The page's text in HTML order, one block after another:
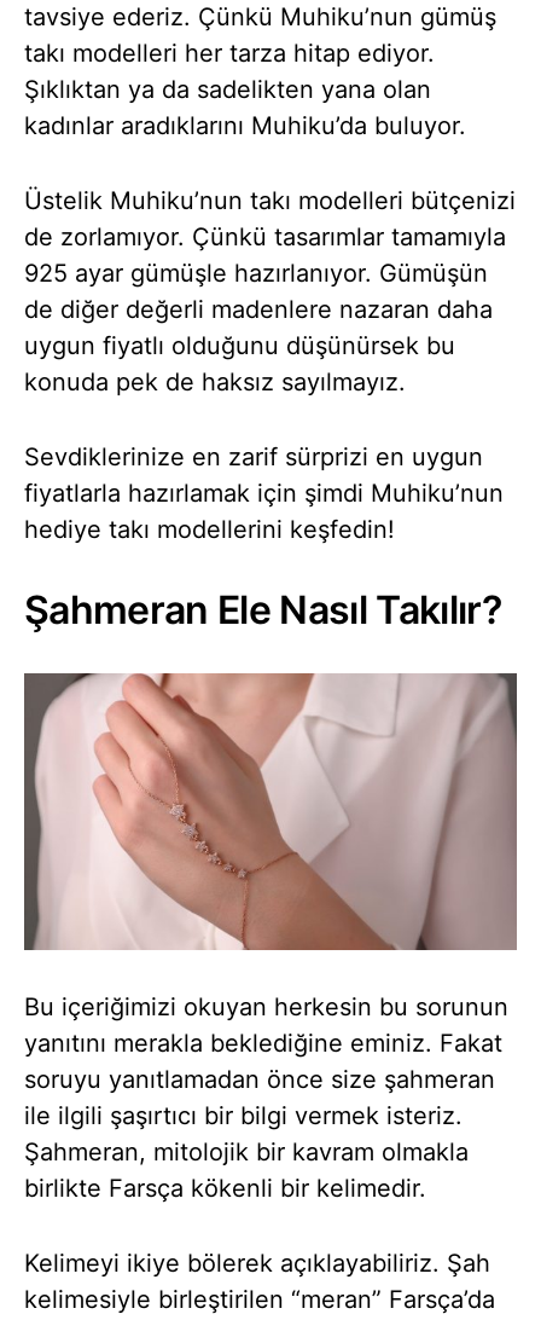
tavsiye ederiz. Çünkü Muhiku’nun gümüş
takı modelleri her tarza hitap ediyor.
Şıklıktan ya da sadelikten yana olan
kadınlar aradıklarını Muhiku’da buluyor.
Üstelik Muhiku’nun takı modelleri bütçenizi
de zorlamıyor. Çünkü tasarımlar tamamıyla
925 ayar gümüşle hazırlanıyor. Gümüşün
de diğer değerli madenlere nazaran daha
uygun fiyatlı olduğunu düşünürsek bu
konuda pek de haksız sayılmayız.
Sevdiklerinize en zarif sürprizi en uygun
fiyatlarla hazırlamak için şimdi Muhiku’nun
hediye takı modellerini keşfedin!
Şahmeran Ele Nasıl Takılır?
Bu içeriğimizi okuyan herkesin bu sorunun
yanıtını merakla beklediğine eminiz. Fakat
soruyu yanıtlamadan önce size şahmeran
ile ilgili şaşırtıcı bir bilgi vermek isteriz.
Şahmeran, mitolojik bir kavram olmakla
birlikte Farsça kökenli bir kelimedir.
Kelimeyi ikiye bölerek açıklayabiliriz. Şah
kelimesiyle birleştirilen “meran” Farsça’da